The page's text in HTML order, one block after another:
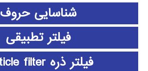
شناسایی حروف
فیلتر تطبیقی
فیلتر ذره particle filter